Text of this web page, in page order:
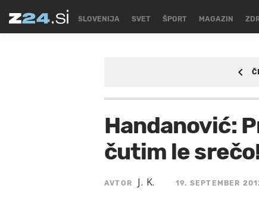
SLOVENIJA SVET ŠPORT MAGAZIN
/SPORT/
Handanović:
čutim le
AVTOR J. K. 19. SEPTEMBER